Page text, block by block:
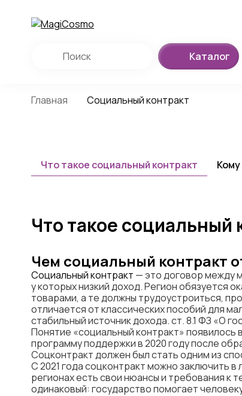
Каталог
Главная Социальный контракт
Что такое социальный контракт
Что такое социальный
Чем социальный контракт
Социальный контракт — это договор между
у которых низкий доход. Регион обязуется
товарами, а те должны трудоустроиться,
отличается от классических пособий для
стабильный источник дохода. ст. 8.1 ФЗ «О
Понятие «социальный контракт» появилось
программу поддержки в 2020 году после
Соцконтракт должен был стать одним из
С 2021 года соцконтракт можно заключить
регионах есть свои нюансы и требования к
одинаковый: государство помогает